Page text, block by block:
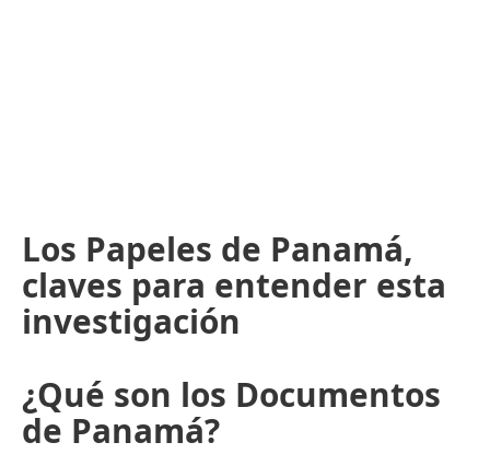
Los Papeles de Panamá,
claves para entender esta
investigación
¿Qué son los Documentos
de Panamá?